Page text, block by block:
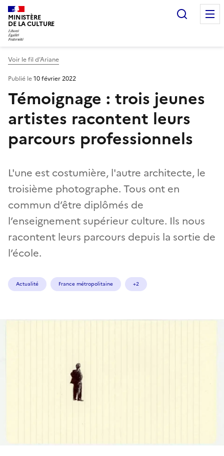
MINISTÈRE
DE LA CULTURE
Voir le fil d’Ariane
Témoignage : trois jeunes
artistes racontent leurs
parcours professionnels
L'une est costumière, l'autre architecte, le
troisième photographe. Tous ont en
commun d’être diplômés de
l’enseignement supérieur culture. Ils nous
racontent leurs parcours depuis la sortie de
l’école.
Publié le10 février 2022
Actualité France métropolitaine +2